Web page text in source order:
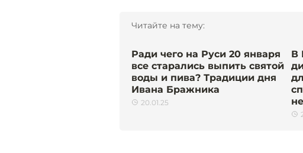
Читайте на тему:
Ради чего на Руси 20 января
все старались выпить святой
воды и пива? Традиции дня
Ивана Бражника
20.01.25
В